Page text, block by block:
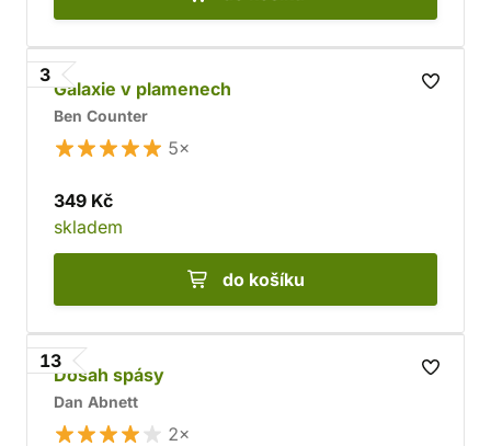
3
Galaxie v plamenech
Ben Counter
5×
349 Kč
skladem
do košíku
13
Dosah spásy
Dan Abnett
2×